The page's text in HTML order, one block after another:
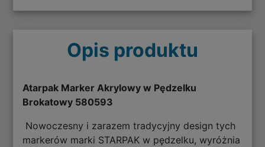
Opis produktu
Atarpak Marker Akrylowy w Pędzelku
Brokatowy 580593
Nowoczesny i zarazem tradycyjny design tych
markerów marki STARPAK w pędzelku, wyróżnia